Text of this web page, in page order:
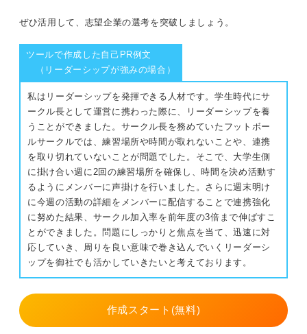
④相手を受け入れる気持ちを持つ
⑤相手の発言や行動の意図を汲み取る
⑥観察力を鍛える
⑦あいづちを打ちながら傾聴する
リスクをカバーして相手の立場に立って考える力で
内定をつかもう
ぜひ活用して、志望企業の選考を突破しましょう。
ツールで作成した自己PR例文
（リーダーシップが強みの場合）
私はリーダーシップを発揮できる人材です。学生時代にサ
ークル長として運営に携わった際に、リーダーシップを養
うことができました。サークル長を務めていたフットボー
ルサークルでは、練習場所や時間が取れないことや、連携
を取り切れていないことが問題でした。そこで、大学生側
に掛け合い週に2回の練習場所を確保し、時間を決め活動す
るようにメンバーに声掛けを行いました。さらに週末明け
に今週の活動の詳細をメンバーに配信することで連携強化
に努めた結果、サークル加入率を前年度の3倍まで伸ばすこ
とができました。問題にしっかりと焦点を当て、迅速に対
応していき、周りを良い意味で巻き込んでいくリーダーシ
ップを御社でも活かしていきたいと考えております。
作成スタート(無料)
経験で得た成果や学びを伝える
企業への再現性を伝える
「相手の立場に立って考える」をさらに有効なアピール表
現に言い換えよう！
協調性がある
臨機応変に対応できる
コミュニケーション能力がある
相手の立場に立つ力をアピールするときは2つのマイナス
な印象を払拭しよう